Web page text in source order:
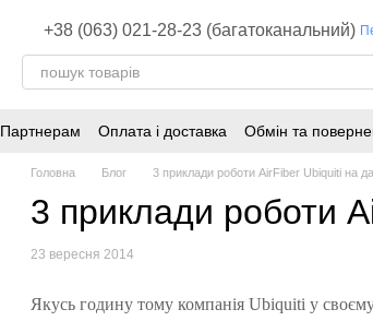
+38 (063) 021-28-23 (багатоканальний)
Партнерам Оплата і доставка Обмін та
Головна Блог 3 приклади роботи AirFiber Ubiquiti на
3 приклади роботи
23 вересня 2014
Якусь годину тому компанія Ubiquiti у